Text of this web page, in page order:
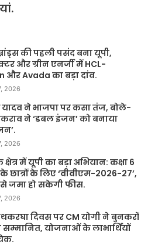
की पहली पसंद बना यूपी,
और ग्रीन एनर्जी में HCL-
और Avada का बड़ा दांव.
2026
ने भाजपा पर कसा तंज, बोले-
ने ‘डबल इंजन’ को बनाया
2026
क्षेत्र में यूपी का बड़ा अभियान: कक्षा 6
छात्रों के लिए ‘वीवीएम-2026-27’,
से जमा हो सकेगी फीस.
2026
हथकरघा दिवस पर CM योगी ने बुनकरों
सम्मानित, योजनाओं के लाभार्थियों